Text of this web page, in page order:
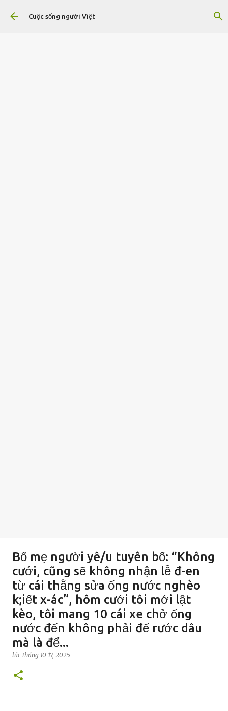
Chuyển đến nội dung chính
Cuộc sống người Việt
Bố mẹ người yê/u tuyên bố: “Không
cưới, cũng sẽ không nhận lễ đ-en
từ cái thằng sửa ống nước nghèo
k;iết x-ác”, hôm cưới tôi mới lật
kèo, tôi mang 10 cái xe chở ống
nước đến không phải để rước dâu
mà là để...
lúc tháng 10 17, 2025